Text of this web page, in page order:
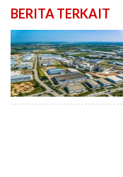
BERITA TERKAIT